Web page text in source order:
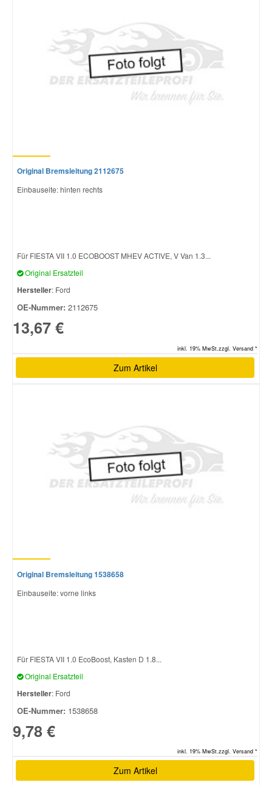
Original Bremsleitung 2112675
Einbauseite: hinten rechts
Für FIESTA VII 1.0 ECOBOOST MHEV ACTIVE, V Van 1.3...
Original Ersatzteil
Hersteller: Ford
OE-Nummer: 2112675
13,67 €
inkl. 19% MwSt.zzgl. Versand *
Zum Artikel
Original Bremsleitung 1538658
Einbauseite: vorne links
Für FIESTA VII 1.0 EcoBoost, Kasten D 1.8...
Original Ersatzteil
Hersteller: Ford
OE-Nummer: 1538658
9,78 €
inkl. 19% MwSt.zzgl. Versand *
Zum Artikel